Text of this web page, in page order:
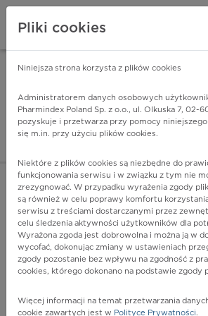
Pharmindex -
ZALOGUJ SIĘ
Q39.0 - Zarośnięcie przełyku bez
Więcej na lekiicd10.pl
Pliki cookies
Niniejsza strona korzysta z plików cookies
Administratorem danych osobowych
Pharmindex Poland Sp. z o.o., ul. Olkuska 7, 02-
pozyskuje i przetwarza przy pomocy
się m.in. przy użyciu plików cookies.
Niektóre z plików cookies są niezbędne do
funkcjonowania serwisu i w związku z tym nie
zrezygnować. W przypadku wyrażenia zgody
są również w celu poprawy komfortu
serwisu z treściami dostarczanymi przez
celu śledzenia aktywności użytkowników dla
Wyrażona zgoda jest dobrowolna i można ją w
wycofać, dokonując zmiany w ustawieniach
zgody pozostanie bez wpływu na zgodność z
cookies, którego dokonano na podstawie zgody
Więcej informacji na temat przetwarzania
cookie zawartych jest w Polityce Prywatności.
ZA DARMO - w Google Play